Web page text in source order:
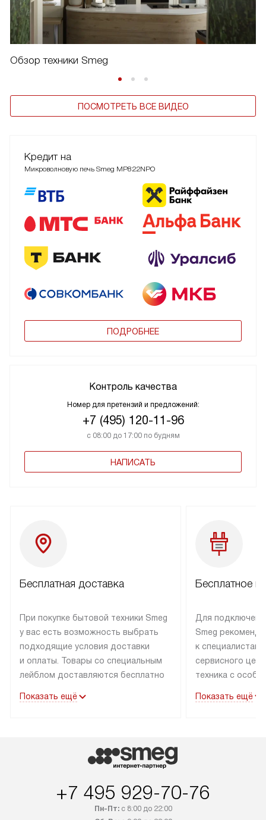
Обзор техники Smeg
ПОСМОТРЕТЬ ВСЕ ВИДЕО
Кредит на
Микроволновую печь Smeg MP822NPO
ПОДРОБНЕЕ
Контроль качества
Номер для претензий и предложений:
+7 (495) 120-11-96
с 08:00 до 17:00 по будням
НАПИСАТЬ
Бесплатная доставка
При покупке бытовой техники Smeg
у вас есть возможность выбрать
подходящие условия доставки
и оплаты. Товары со специальным
лейблом доставляются бесплатно
до подъезда. Доставка за пределы
маркировку «в наличии», может
быть отправлен покупателю
в Санкт-Петербург и другие
транспортные компании. После
Показать ещё
Бесплатное
Для
Smeg
к специалистам
сервисного
техника с
коммуникациям.
подключения к
Показать ещё
+7 495 929-70-76
Пн-Пт:с 8:00 до 22:00